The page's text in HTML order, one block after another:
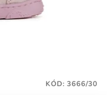
KÓD:3666/30